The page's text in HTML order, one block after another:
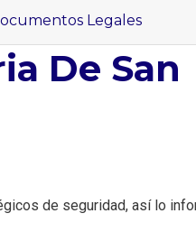
Legales
De San
de seguridad, así lo